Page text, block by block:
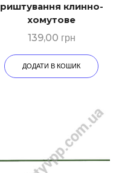
риштування клинно-
хомутове
139,00 грн
ДОДАТИ В КОШИК